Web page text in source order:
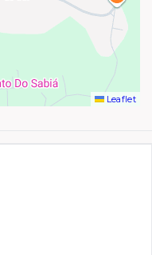
Leaflet